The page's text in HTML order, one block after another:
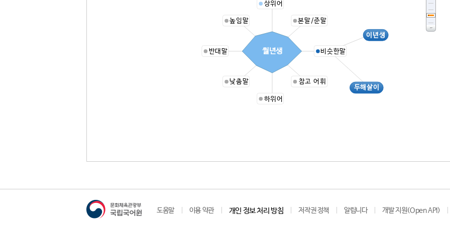
상위어
본말/준말
이년생
두해살이
비슷한말
참고 어휘
하위어
낮춤말
반대말
높임말
월년생
도움말 이용 약관 개인 정보 처리 방침 저작권 정책 알립니다 개발 지원(Open API)